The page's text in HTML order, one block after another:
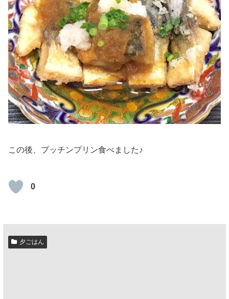
この後、プッチンプリン食べました♪
0
夕ごはん